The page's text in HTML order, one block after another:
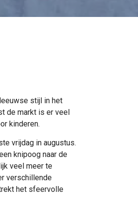
stijl in het
de markt is er veel
kinderen.
vrijdag in augustus.
knipoog naar de
veel meer te
verschillende
het sfeervolle